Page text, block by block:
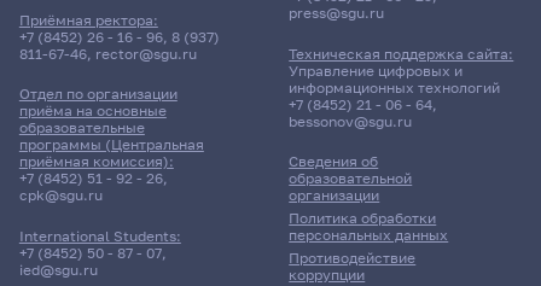
Приёмная ректора:
+7 (8452) 26 - 16 - 96, 8 (937)
811-67-46, rector@sgu.ru
Отдел по организации
приёма на основные
образовательные
программы (Центральная
приёмная комиссия):
+7 (8452) 51 - 92 - 26,
cpk@sgu.ru
International Students:
+7 (8452) 50 - 87 - 07,
ied@sgu.ru
Сведения об
образовательной
организации
Политика обработки
персональных данных
Противодействие
коррупции
press@sgu.ru
Техническая поддержка сайта:
Управление цифровых и
информационных технологий
+7 (8452) 21 - 06 - 64,
bessonov@sgu.ru